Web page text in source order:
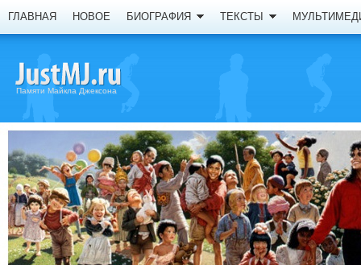
ГЛАВНАЯ НОВОЕ БИОГРАФИЯ ТЕКСТЫ
Памяти Майкла Джексона